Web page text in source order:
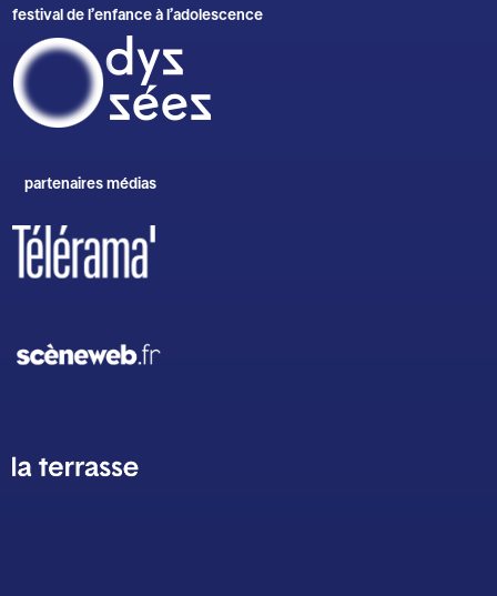
festival de l’enfance à l’adolescence
partenaires médias